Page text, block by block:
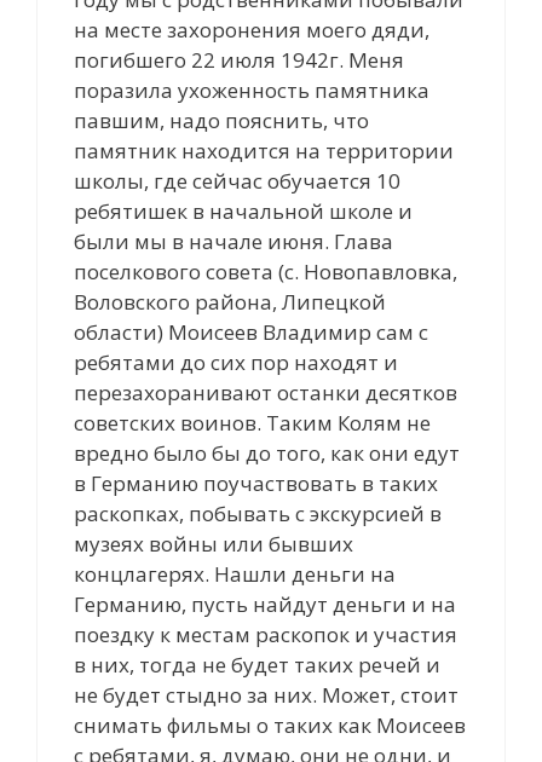
на месте захоронения моего дяди,
погибшего 22 июля 1942г. Меня
поразила ухоженность памятника
павшим, надо пояснить, что
памятник находится на территории
школы, где сейчас обучается 10
ребятишек в начальной школе и
были мы в начале июня. Глава
поселкового совета (с. Новопавловка,
Воловского района, Липецкой
области) Моисеев Владимир сам с
ребятами до сих пор находят и
перезахоранивают останки десятков
советских воинов. Таким Колям не
вредно было бы до того, как они едут
в Германию поучаствовать в таких
раскопках, побывать с экскурсией в
музеях войны или бывших
концлагерях. Нашли деньги на
Германию, пусть найдут деньги и на
поездку к местам раскопок и участия
в них, тогда не будет таких речей и
не будет стыдно за них. Может, стоит
снимать фильмы о таких как Моисеев
с ребятами, я, думаю, они не одни, и